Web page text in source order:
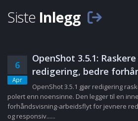
Siste Inlegg
6
Apr
OpenShot 3.5.1:
redigering, bedre
OpenShot 3.5.1 gjør redigering
polert enn noensinne. Den legger til en
forhåndsvisning-arbeidsflyt for jevnere
og responsiv......